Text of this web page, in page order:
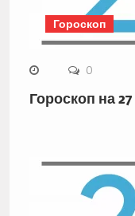
Гороскоп
0
Гороскоп на